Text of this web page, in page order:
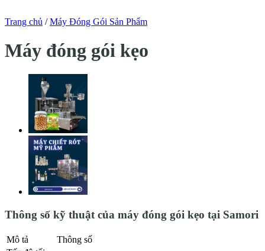
Trang chủ / Máy Đóng Gói Sản Phẩm
Máy đóng gói kẹo
Thông số kỹ thuật của máy đóng gói kẹo tại Samori
Mô tả
Thông số